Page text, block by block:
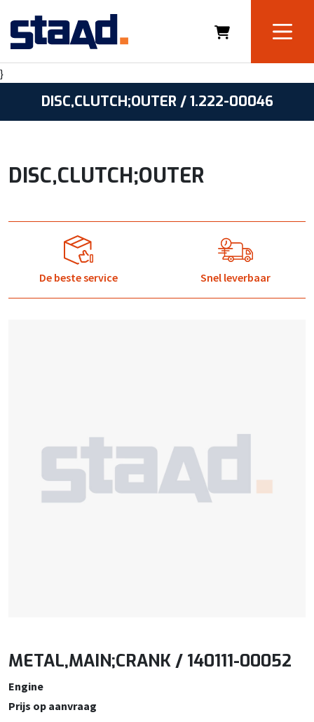
}
DISC,CLUTCH;OUTER / 1.222-00046
DISC,CLUTCH;OUTER
De beste service Snel leverbaar
METAL,MAIN;CRANK / 140111-00052
Engine
Prijs op aanvraag